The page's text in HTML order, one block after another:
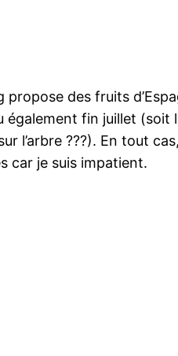
des fruits
également fin juillet (soit
???). En tout cas,
car je suis impatient.